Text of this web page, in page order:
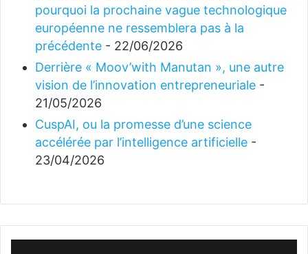
pourquoi la prochaine vague technologique
européenne ne ressemblera pas à la
précédente - 22/06/2026
Derrière « Moov’with Manutan », une autre
vision de l’innovation entrepreneuriale -
21/05/2026
CuspAI, ou la promesse d’une science
accélérée par l’intelligence artificielle -
23/04/2026